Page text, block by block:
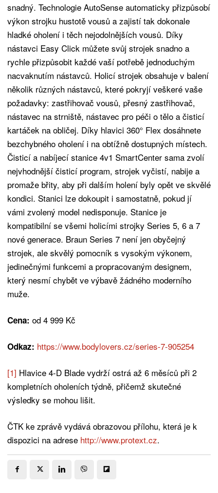
snadný. Technologie AutoSense automaticky přizpůsobí
výkon strojku hustotě vousů a zajistí tak dokonale
hladké oholení i těch nejodolnějších vousů. Díky
nástavci Easy Click můžete svůj strojek snadno a
rychle přizpůsobit každé vaší potřebě jednoduchým
nacvaknutím nástavců. Holicí strojek obsahuje v balení
několik různých nástavců, které pokryjí veškeré vaše
požadavky: zastřihovač vousů, přesný zastřihovač,
nástavec na strniště, nástavec pro péči o tělo a čisticí
kartáček na obličej. Díky hlavici 360° Flex dosáhnete
bezchybného oholení i na obtížně dostupných místech.
Čisticí a nabíjecí stanice 4v1 SmartCenter sama zvolí
nejvhodnější čisticí program, strojek vyčistí, nabije a
promaže břity, aby při dalším holení byly opět ve skvělé
kondici. Stanici lze dokoupit i samostatně, pokud jí
vámi zvolený model nedisponuje. Stanice je
kompatibilní se všemi holicími strojky Series 5, 6 a 7
nové generace. Braun Series 7 není jen obyčejný
strojek, ale skvělý pomocník s vysokým výkonem,
jedinečnými funkcemi a propracovaným designem,
který nesmí chybět ve výbavě žádného moderního
muže.
Cena: od 4 999 Kč
Odkaz: https://www.bodylovers.cz/series-7-905254
[1] Hlavice 4-D Blade vydrží ostrá až 6 měsíců při 2
kompletních oholeních týdně, přičemž skutečné
výsledky se mohou lišit.
ČTK ke zprávě vydává obrazovou přílohu, která je k
dispozici na adrese http://www.protext.cz.